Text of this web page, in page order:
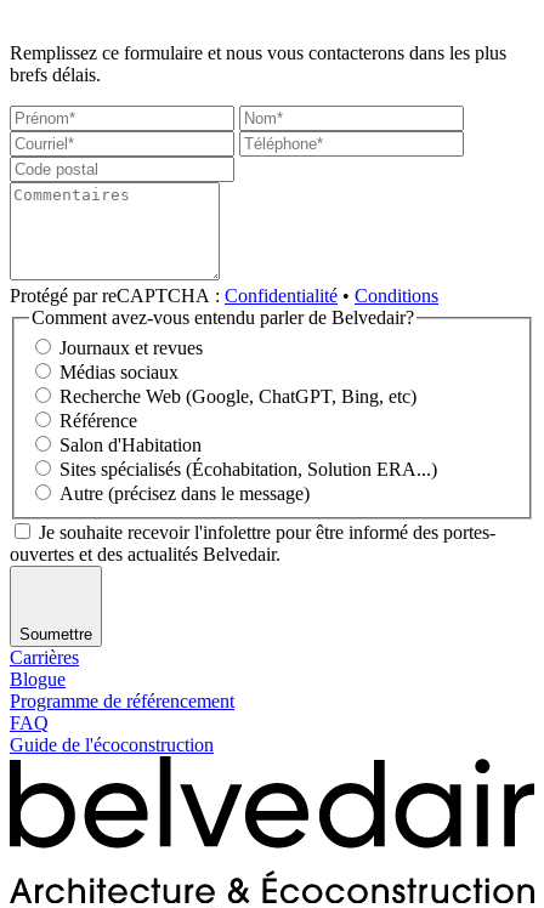
Remplissez ce formulaire et nous vous contacterons dans les plus
brefs délais.
Protégé par reCAPTCHA : Confidentialité • Conditions
Comment avez-vous entendu parler de Belvedair?
Journaux et revues
Médias sociaux
Recherche Web (Google, ChatGPT, Bing, etc)
Référence
Salon d'Habitation
Sites spécialisés (Écohabitation, Solution ERA...)
Autre (précisez dans le message)
Je souhaite recevoir l'infolettre pour être informé des portes-
ouvertes et des actualités Belvedair.
Soumettre
Carrières
Blogue
Programme de référencement
FAQ
Guide de l'écoconstruction